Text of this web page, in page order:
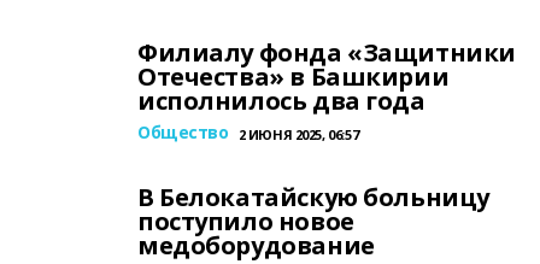
Филиалу фонда «Защитники
Отечества» в Башкирии
исполнилось два года
Общество 2 ИЮНЯ 2025, 06:57
В Белокатайскую больницу
поступило новое
медоборудование